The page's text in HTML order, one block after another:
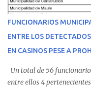
del personal de
recibir atención
conoció la gravedad de su
Villarrica— se trasladaron
evolución favorable. No
FUNCIONARIOS
ENTRE LOS
EN CASINOS PESE A
Un total de 56
entre ellos 4